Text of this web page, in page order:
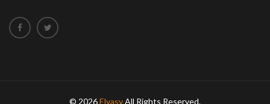
© 2026ElyasyAll Rights Reserved.